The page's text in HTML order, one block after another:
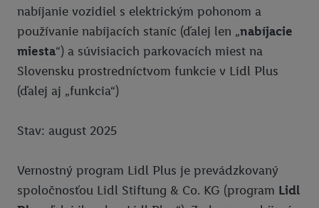
Dobrá Hračka
Trickalndia
Tarzania
Dr. Max - Meranie Inbody
Fitshaker
Pravidlá používania
Ochrana osobných údajov
Vyhlásenie o prístupnosti
Podmienky ochrany osobných údajov pre elektronické nabíjacie
Lidl Plus krajiny
Pomoc
nabíjanie vozidiel s elektrickým pohonom a
používanie nabíjacích staníc (ďalej len „nabíjacie
miesta“) a súvisiacich parkovacích miest na
Slovensku prostredníctvom funkcie v Lidl Plus
(ďalej aj „funkcia“)
Stav: august 2025
Vernostný program Lidl Plus je prevádzkovaný
spoločnosťou Lidl Stiftung & Co. KG (program Lidl